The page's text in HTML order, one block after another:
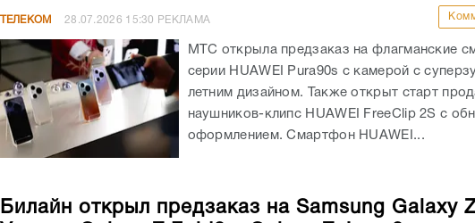
ТЕЛЕКОМ 28.07.2026 15:30 РЕКЛАМА
МТС открыла предзаказ на флагманские
серии HUAWEI Pura90s с камерой с
летним дизайном. Также открыт старт
наушников-клипс HUAWEI FreeClip 2S с
оформлением. Смартфон HUAWEI...
Билайн открыл предзаказ на Samsung Galaxy